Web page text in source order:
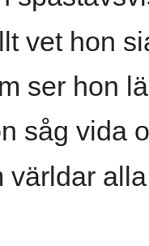
vet hon
ser hon
såg vida
världar